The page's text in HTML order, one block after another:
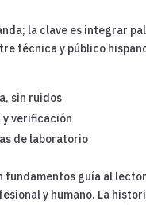
la clave es integrar
técnica y público
sin ruidos
verificación
de laboratorio
fundamentos guía al
y humano. La